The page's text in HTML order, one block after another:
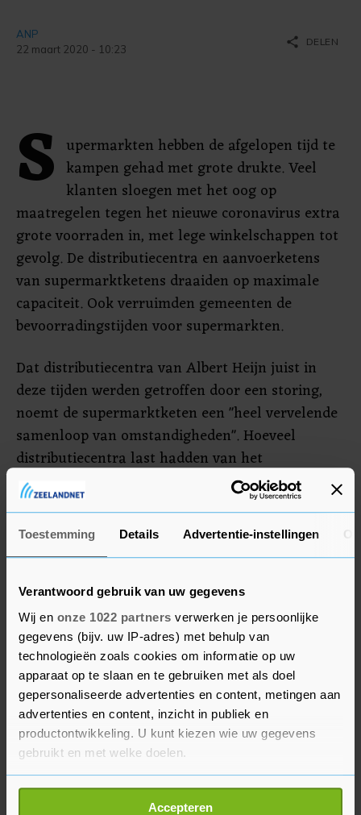
Toestemming Details Advertentie-instellingen
Verantwoord gebruik van uw gegevens
Wij en onze 1022 partners verwerken je persoonlijke
gegevens (bijv. uw IP-adres) met behulp van
technologieën zoals cookies om informatie op uw
apparaat op te slaan en te gebruiken met als doel
gepersonaliseerde advertenties en content, metingen aan
advertenties en content, inzicht in publiek en
productontwikkeling. U kunt kiezen wie uw gegevens
gebruikt en met welke doelen.
Als u het toestaat, willen we ook graag:
Accepteren
ANP
22 maart 2020 - 10:23
share DELEN
S upermarkten hebben de afgelopen tijd te
kampen gehad met grote drukte. Veel
klanten sloegen met het oog op
maatregelen tegen het nieuwe coronavirus extra
grote voorraden in, met lege winkelschappen tot
gevolg. De distributiecentra en aanvoerketens
van supermarktketens draaiden op maximale
capaciteit. Ook verruimden gemeenten de
bevoorradingstijden voor supermarkten.
Dat distributiecentra van Albert Heijn juist in
deze tijden werden getroffen door een storing,
noemt de supermarktketen een "heel vervelende
samenloop van omstandigheden". Hoeveel
distributiecentra last hadden van het
mankement, kon het bedrijf niet aangeven. Een
woordvoerder benadrukt dat supermarkten op
dit moment weer worden bevoorraad.